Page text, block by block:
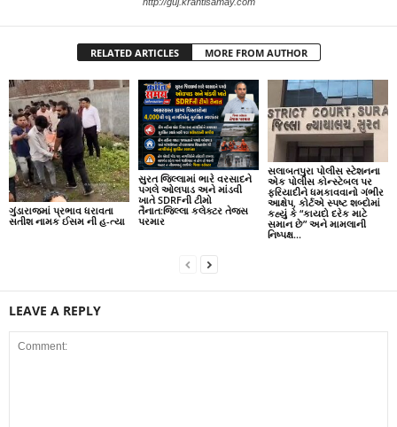
RELATED ARTICLES MORE FROM AUTHOR
ગુંડારાજમાં પ્રભાવ ધરાવતા
સતીશ નામક ઈસમ ની હ-ત્યા
સુરત જિલ્લામાં ભારે વરસાદને
પગલે ઓલપાડ અને માંડવી
ખાતે SDRFની ટીમો
તૈનાત:જિલ્લા કલેક્ટર તેજસ
પરમાર
સલાબતપુરા પોલીસ સ્ટેશનના
એક પોલીસ કોન્સ્ટેબલ પર
ફરિયાદીને ધમકાવવાનો ગંભીર
આક્ષેપ, કોર્ટએ સ્પષ્ટ શબ્દોમાં
કહ્યું કે “કાયદો દરેક માટે
સમાન છે” અને મામલાની
નિષ્પક્ષ...
LEAVE A REPLY